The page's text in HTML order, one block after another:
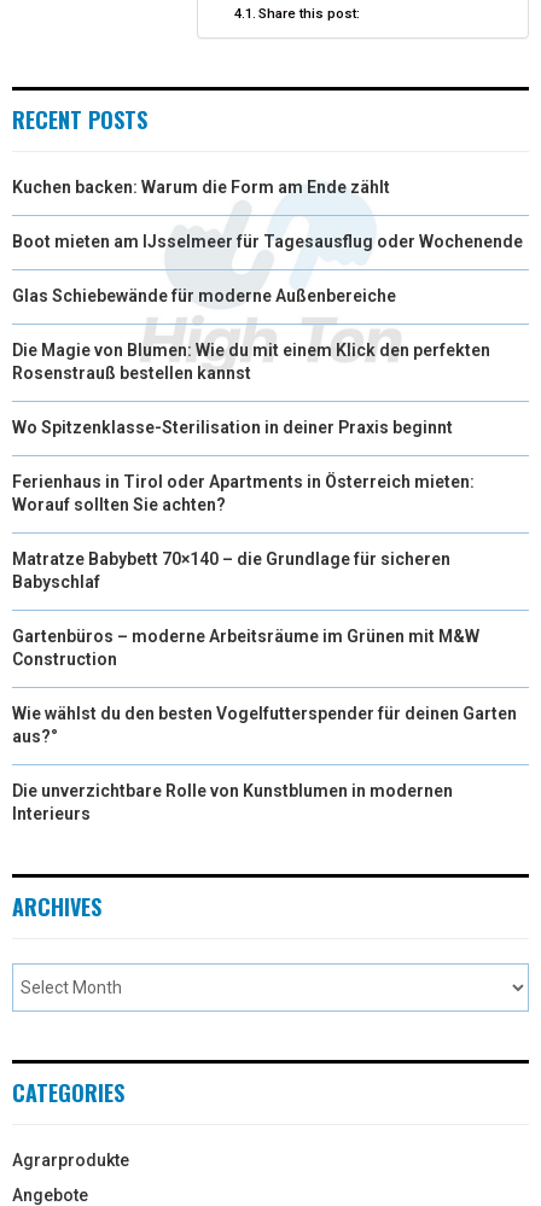
)
S
Share this post:
RECENT POSTS
Kuchen backen: Warum die Form am Ende zählt
Boot mieten am IJsselmeer für Tagesausflug oder Wochenende
Glas Schiebewände für moderne Außenbereiche
Die Magie von Blumen: Wie du mit einem Klick den perfekten
Rosenstrauß bestellen kannst
Wo Spitzenklasse-Sterilisation in deiner Praxis beginnt
Ferienhaus in Tirol oder Apartments in Österreich mieten:
Worauf sollten Sie achten?
Matratze Babybett 70×140 – die Grundlage für sicheren
Babyschlaf
Gartenbüros – moderne Arbeitsräume im Grünen mit M&W
Construction
Wie wählst du den besten Vogelfutterspender für deinen Garten
aus?°
Die unverzichtbare Rolle von Kunstblumen in modernen
Interieurs
ARCHIVES
CATEGORIES
Agrarprodukte
Angebote